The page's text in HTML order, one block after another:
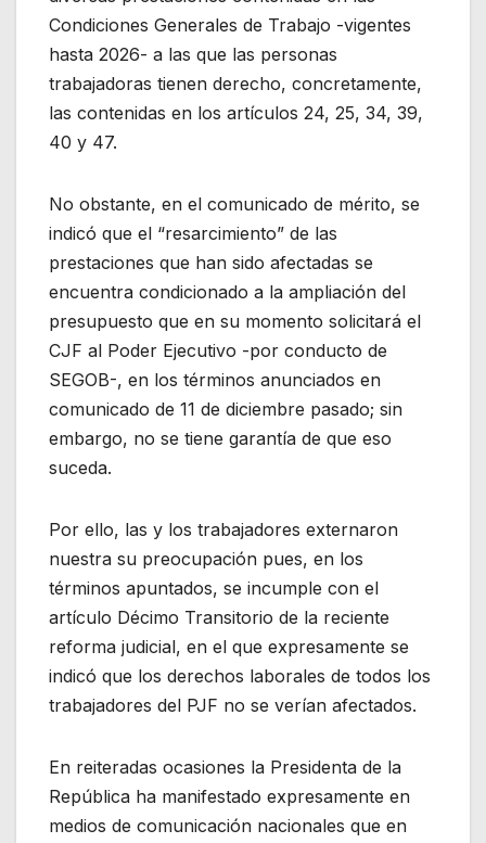
Condiciones Generales de Trabajo -vigentes
hasta 2026- a las que las personas
trabajadoras tienen derecho, concretamente,
las contenidas en los artículos 24, 25, 34, 39,
40 y 47.
No obstante, en el comunicado de mérito, se
indicó que el “resarcimiento” de las
prestaciones que han sido afectadas se
encuentra condicionado a la ampliación del
presupuesto que en su momento solicitará el
CJF al Poder Ejecutivo -por conducto de
SEGOB-, en los términos anunciados en
comunicado de 11 de diciembre pasado; sin
embargo, no se tiene garantía de que eso
suceda.
Por ello, las y los trabajadores externaron
nuestra su preocupación pues, en los
términos apuntados, se incumple con el
artículo Décimo Transitorio de la reciente
reforma judicial, en el que expresamente se
indicó que los derechos laborales de todos los
trabajadores del PJF no se verían afectados.
En reiteradas ocasiones la Presidenta de la
República ha manifestado expresamente en
medios de comunicación nacionales que en